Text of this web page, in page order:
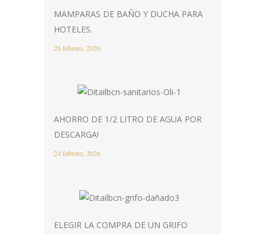
MAMPARAS DE BAÑO Y DUCHA PARA
HOTELES.
26 febrero, 2026
AHORRO DE 1/2 LITRO DE AGUA POR
DESCARGA!
24 febrero, 2026
ELEGIR LA COMPRA DE UN GRIFO